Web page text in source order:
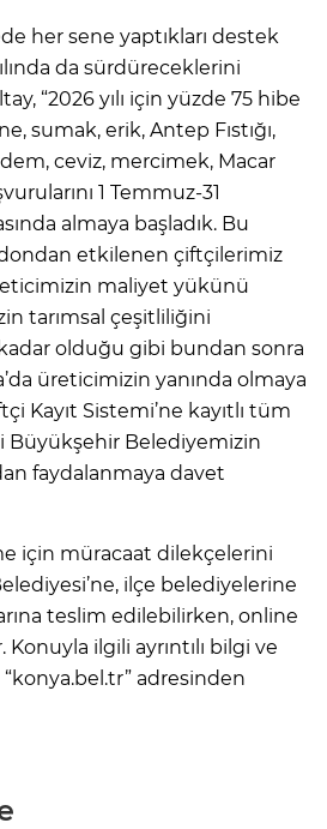
her sene yaptıkları destek
da sürdüreceklerini
“2026 yılı için yüzde 75 hibe
sumak, erik, Antep Fıstığı,
ceviz, mercimek, Macar
1 Temmuz-31
almaya başladık. Bu
etkilenen çiftçilerimiz
maliyet yükünü
tarımsal çeşitliliğini
olduğu gibi bundan sonra
üreticimizin yanında olmaya
Kayıt Sistemi’ne kayıtlı tüm
Belediyemizin
faydalanmaya davet
için müracaat dilekçelerini
ilçe belediyelerine
teslim edilebilirken, online
ilgili ayrıntılı bilgi ve
adresinden